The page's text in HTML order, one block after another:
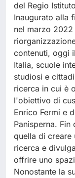
del Regio
Inaugurato alla
nel marzo
contenuti, oggi
Italia, scuole
studiosi e
ricerca in cui è
l'obiettivo di
Enrico Fermi e
Panisperna.
quella di creare
ricerca e
offrire uno
Nonostante la